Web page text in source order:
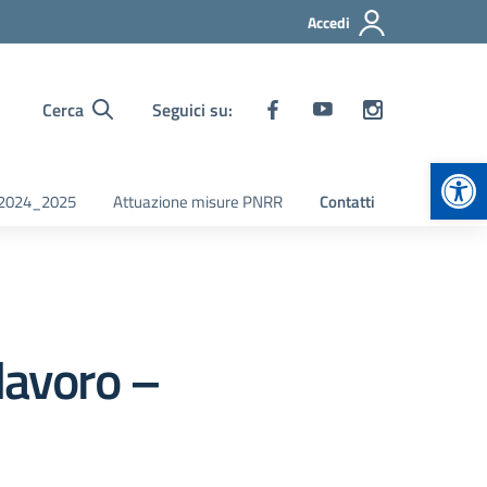
Accedi
Cerca Seguici su:
Attuazione misure PNRR Contatti
–